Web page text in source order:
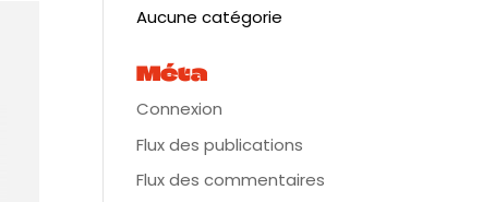
Aucune catégorie
Méta
Connexion
Flux des publications
Flux des commentaires